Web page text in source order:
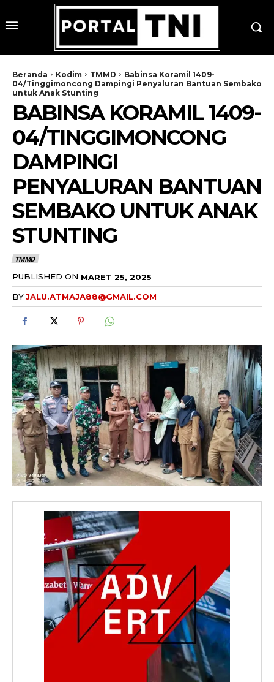
Beranda Kodim TMMD
Babinsa Koramil 1409-
04/Tinggimoncong Dampingi Penyaluran Bantuan Sembako
untuk Anak Stunting
BABINSA KORAMIL 1409-
04/TINGGIMONCONG
DAMPINGI
PENYALURAN BANTUAN
SEMBAKO UNTUK ANAK
STUNTING
TMMD
PUBLISHED ON MARET 25, 2025
BYJALU.ATMAJA88@GMAIL.COM